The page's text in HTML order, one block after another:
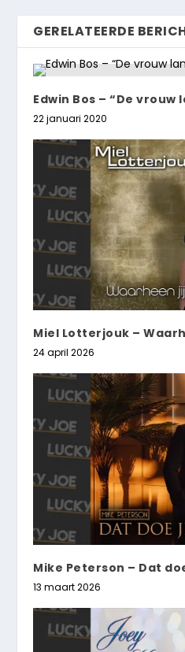
GERELATEERDE
Edwin Bos – “De vrouw
22 januari 2020
Miel Lotterjouk –
24 april 2026
Mike Peterson – Dat
13 maart 2026